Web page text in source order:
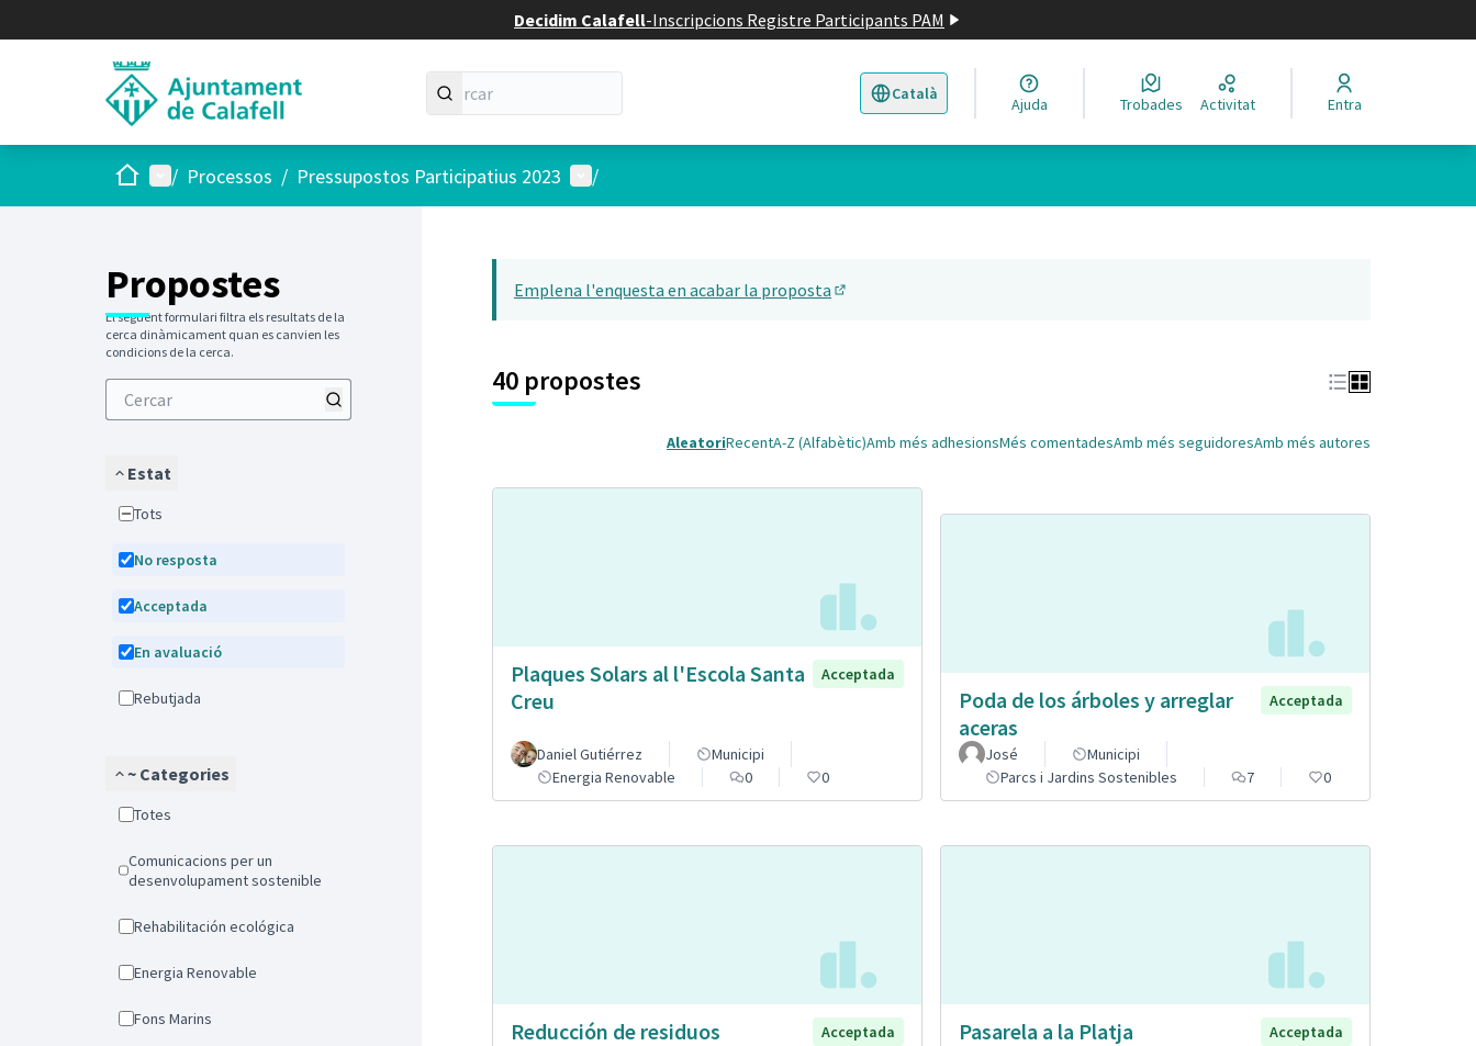
Decidim Calafell-Inscripcions Registre Participants PAM
Català
Triar la llengua Elegir el idioma
Ajuda Trobades Activitat Entra
Inici Menú principal
/ Processos / Pressupostos Participatius 2023 Menú d'usuari
/
Propostes
El següent formulari filtra els resultats de la
cerca dinàmicament quan es canvien les
condicions de la cerca.
Estat
Tots
No resposta
Acceptada
En avaluació
Rebutjada
~ Categories
Totes
Comunicacions per un
desenvolupament sostenible
Rehabilitación ecológica
Energia Renovable
Fons Marins
22
Emplena l'enquesta en acabar la proposta
40 propostes
AleatoriRecentA-Z (Alfabètic)Amb més adhesionsMés comentadesAmb més seguidoresAmb més autores
Plaques Solars al l'Escola Santa
Creu
Acceptada
Daniel Gutiérrez
Municipi
Energia Renovable
0 0
Poda de los árboles y arreglar
aceras
Acceptada
José
Municipi
Parcs i Jardins Sostenibles
7 0
Reducción de residuos
Acceptada
Pasarela a la Platja
Acceptada